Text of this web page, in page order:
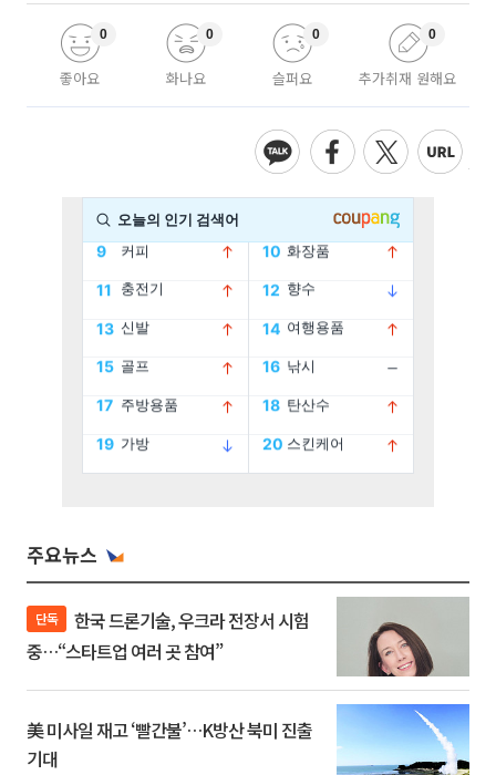
좋아요
0
화나요
0
슬퍼요
0
추가취재 원해요
0
주요뉴스
단독
중…“스타트업 여러 곳 참여”
美 미사일 재고 ‘빨간불’…K방산 북미 진출
기대